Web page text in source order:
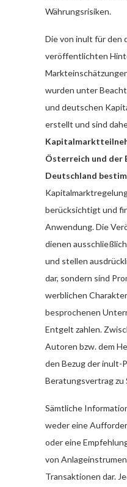
Währungsrisiken.
Die von inult für den
veröffentlichten
wurden unter
und deutschen
erstellt und sind
Österreich und der
Deutschland
berücksichtigt und
Anwendung. Die
dienen
und stellen
dar, sondern sind
werblichen
besprochenen
Entgelt zahlen.
Autoren bzw. dem
den Bezug der inult-
Beratungsvertrag zu
Sämtliche
weder eine
oder eine
von
Transaktionen dar.